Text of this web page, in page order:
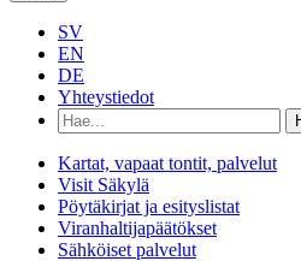
SV
EN
DE
Yhteystiedot
Hae
hakusanalla:
Kartat, vapaat tontit, palvelut
Visit Säkylä
Pöytäkirjat ja esityslistat
Viranhaltijapäätökset
Sähköiset palvelut